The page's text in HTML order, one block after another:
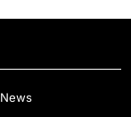
News